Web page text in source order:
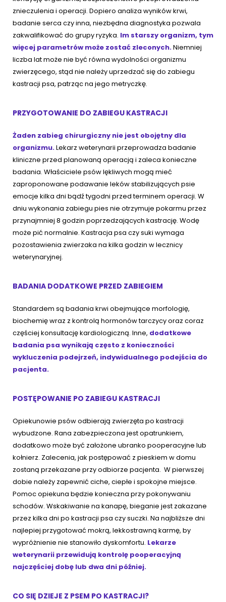
znieczulenia i operacji. Dopiero analiza wyników krwi,
badanie serca czy inna, niezbędna diagnostyka pozwala
zakwalifikować do grupy ryzyka. Im starszy organizm, tym
więcej parametrów może zostać zleconych.Niemniej
liczba lat może nie być równa wydolności organizmu
zwierzęcego, stąd nie należy uprzedzać się do zabiegu
kastracji psa, patrząc na jego metryczkę.
PRZYGOTOWANIE DO ZABIEGU KASTRACJI
Żaden zabieg chirurgiczny nie jest obojętny dla
organizmu.Lekarz weterynarii przeprowadza badanie
kliniczne przed planowaną operacją i zaleca konieczne
badania. Właściciele psów lękliwych mogą mieć
zaproponowane podawanie leków stabilizujących psie
emocje kilka dni bądź tygodni przed terminem operacji. W
dniu wykonania zabiegu pies nie otrzymuje pokarmu przez
przynajmniej 8 godzin poprzedzających kastrację. Wodę
może pić normalnie. Kastracja psa czy suki wymaga
pozostawienia zwierzaka na kilka godzin w lecznicy
weterynaryjnej.
BADANIA DODATKOWE PRZED ZABIEGIEM
Standardem są badania krwi obejmujące morfologię,
biochemię wraz z kontrolą hormonów tarczycy oraz coraz
częściej konsultację kardiologiczną. Inne, dodatkowe
badania psa wynikają często z konieczności
wykluczenia podejrzeń, indywidualnego podejścia do
pacjenta.
POSTĘPOWANIE PO ZABIEGU KASTRACJI
Opiekunowie psów odbierają zwierzęta po kastracji
wybudzone. Rana zabezpieczona jest opatrunkiem,
dodatkowo może być założone ubranko pooperacyjne lub
kołnierz. Zalecenia, jak postępować z pieskiem w domu
zostaną przekazane przy odbiorze pacjenta. W pierwszej
dobie należy zapewnić ciche, ciepłe i spokojne miejsce.
Pomoc opiekuna będzie konieczna przy pokonywaniu
schodów. Wskakiwanie na kanapę, bieganie jest zakazane
przez kilka dni po kastracji psa czy suczki. Na najbliższe dni
najlepiej przygotować mokrą, lekkostrawną karmę, by
wypróżnienie nie stanowiło dyskomfortu. Lekarze
weterynarii przewidują kontrolę pooperacyjną
najczęściej dobę lub dwa dni później.
CO SIĘ DZIEJE Z PSEM PO KASTRACJI?